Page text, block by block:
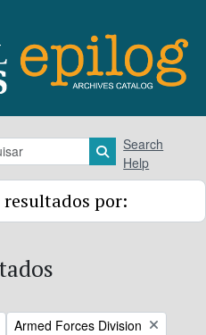
Search in
Search
Help
por:
Remove filter:
Armed Forces Division